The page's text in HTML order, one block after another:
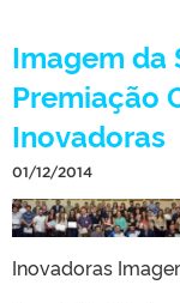
Imagem da
Premiação
Inovadoras
01/12/2014
Inovadoras